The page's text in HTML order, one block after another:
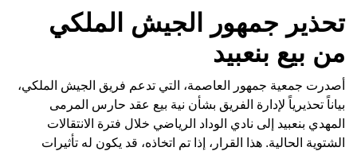
تحذير جمهور الجيش الملكي
من بيع بنعبيد
أصدرت جمعية جمهور العاصمة، التي تدعم فريق الجيش الملكي،
بياناً تحذيرياً لإدارة الفريق بشأن نية بيع عقد حارس المرمى
المهدي بنعبيد إلى نادي الوداد الرياضي خلال فترة الانتقالات
الشتوية الحالية. هذا القرار، إذا تم اتخاذه، قد يكون له تأثيرات